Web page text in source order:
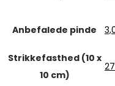
Anbefalede pinde
Strikkefasthed (10 x
10 cm)